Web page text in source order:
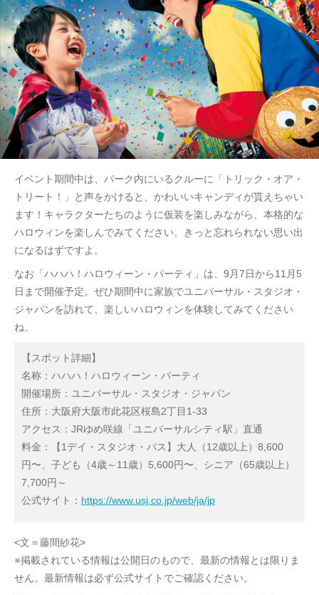
イベント期間中は、パーク内にいるクルーに「トリック・オア・
トリート！」と声をかけると、かわいいキャンディが貰えちゃい
ます！キャラクターたちのように仮装を楽しみながら、本格的な
ハロウィンを楽しんでみてください。きっと忘れられない思い出
になるはずですよ。
なお「ハハハ！ハロウィーン・パーティ」は、9月7日から11月5
日まで開催予定。ぜひ期間中に家族でユニバーサル・スタジオ・
ジャパンを訪れて、楽しいハロウィンを体験してみてください
ね。
【スポット詳細】
名称：ハハハ！ハロウィーン・パーティ
開催場所：ユニバーサル・スタジオ・ジャパン
住所：大阪府大阪市此花区桜島2丁目1-33
アクセス：JRゆめ咲線「ユニバーサルシティ駅」直通
料金：【1デイ・スタジオ・パス】大人（12歳以上）8,600
円〜、子ども（4歳～11歳）5,600円〜、シニア（65歳以上）
7,700円～
公式サイト： https://www.usj.co.jp/web/ja/jp
<文＝藤間紗花>
※掲載されている情報は公開日のもので、最新の情報とは限りま
せん。最新情報は必ず公式サイトでご確認ください。